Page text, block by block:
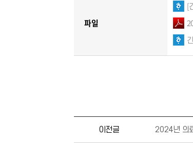
파일
[
이전글 2024년 의